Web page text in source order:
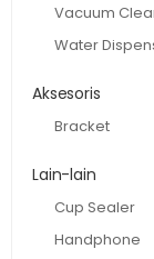
Vacuum
Water
Aksesoris
Bracket
Lain-lain
Cup Sealer
Handphone